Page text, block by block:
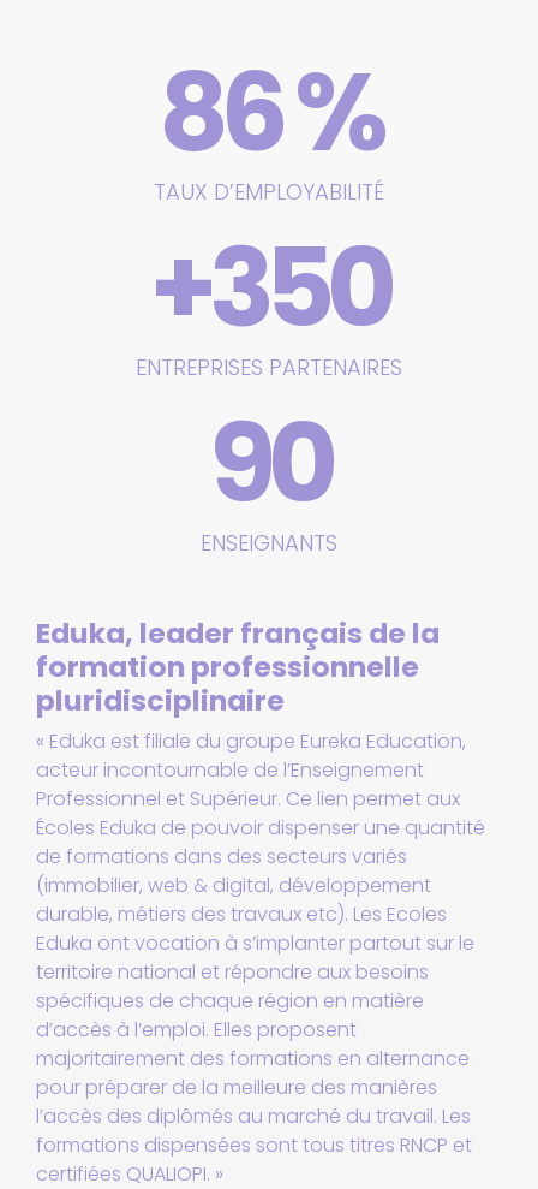
86 %
TAUX D’EMPLOYABILITÉ
+350
ENTREPRISES PARTENAIRES
90
ENSEIGNANTS
Eduka, leader français de la
formation professionnelle
pluridisciplinaire
« Eduka est filiale du groupe Eureka Education,
acteur incontournable de l’Enseignement
Professionnel et Supérieur. Ce lien permet aux
Écoles Eduka de pouvoir dispenser une quantité
de formations dans des secteurs variés
(immobilier, web & digital, développement
durable, métiers des travaux etc). Les Ecoles
Eduka ont vocation à s’implanter partout sur le
territoire national et répondre aux besoins
spécifiques de chaque région en matière
d’accès à l’emploi. Elles proposent
majoritairement des formations en alternance
pour préparer de la meilleure des manières
l’accès des diplômés au marché du travail. Les
formations dispensées sont tous titres RNCP et
certifiées QUALIOPI. »